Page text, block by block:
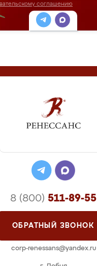
соглашению
8 (800) 511-89-55
ОБРАТНЫЙ ЗВОНОК
corp-renessans@yandex.ru